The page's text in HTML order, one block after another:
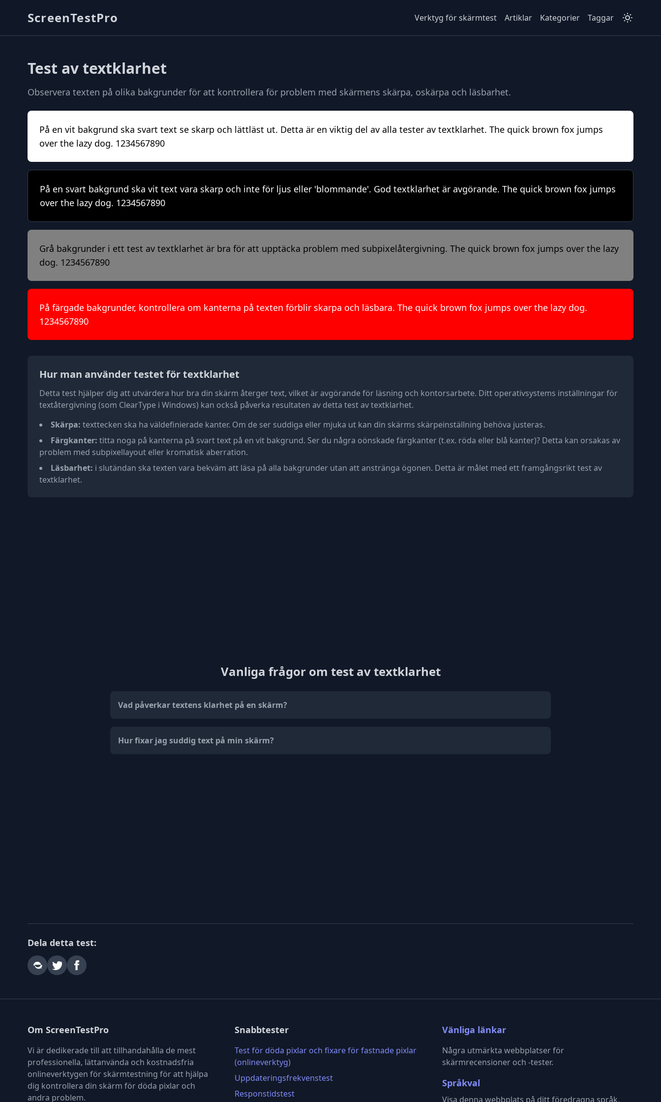
ScreenTestPro Verktyg för skärmtest Artiklar Kategorier Taggar
Test av textklarhet
Observera texten på olika bakgrunder för att kontrollera för problem med skärmens skärpa, oskärpa och läsbarhet.
På en vit bakgrund ska svart text se skarp och lättläst ut. Detta är en viktig del av alla tester av textklarhet. The quick brown fox jumps
over the lazy dog. 1234567890
På en svart bakgrund ska vit text vara skarp och inte för ljus eller 'blommande'. God textklarhet är avgörande. The quick brown fox jumps
over the lazy dog. 1234567890
Grå bakgrunder i ett test av textklarhet är bra för att upptäcka problem med subpixelåtergivning. The quick brown fox jumps over the lazy
dog. 1234567890
På färgade bakgrunder, kontrollera om kanterna på texten förblir skarpa och läsbara. The quick brown fox jumps over the lazy dog.
1234567890
Hur man använder testet för textklarhet
Detta test hjälper dig att utvärdera hur bra din skärm återger text, vilket är avgörande för läsning och kontorsarbete. Ditt operativsystems inställningar för
textåtergivning (som ClearType i Windows) kan också påverka resultaten av detta test av textklarhet.
Skärpa: texttecken ska ha väldefinierade kanter. Om de ser suddiga eller mjuka ut kan din skärms skärpeinställning behöva justeras.
Färgkanter: titta noga på kanterna på svart text på en vit bakgrund. Ser du några oönskade färgkanter (t.ex. röda eller blå kanter)? Detta kan orsakas av
problem med subpixellayout eller kromatisk aberration.
Läsbarhet: i slutändan ska texten vara bekväm att läsa på alla bakgrunder utan att anstränga ögonen. Detta är målet med ett framgångsrikt test av
textklarhet.
Vanliga frågor om test av textklarhet
Vad påverkar textens klarhet på en skärm?
Hur fixar jag suddig text på min skärm?
Dela detta test:
Om ScreenTestPro
Vi är dedikerade till att tillhandahålla de mest
professionella, lättanvända och kostnadsfria
onlineverktygen för skärmtestning för att hjälpa
dig kontrollera din skärm för döda pixlar och
andra problem.
Snabbtester
Test för döda pixlar och fixare för fastnade pixlar
(onlineverktyg)
Uppdateringsfrekvenstest
Responstidstest
Vänliga länkar
Några utmärkta webbplatser för
skärmrecensioner och -tester.
Språkval
Visa denna webbplats på ditt föredragna språk.